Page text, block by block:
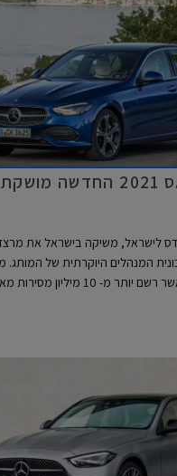
המנהלים היוקרתית של המותג.
במיוחד עבור מרצדס אשר רשם יותר